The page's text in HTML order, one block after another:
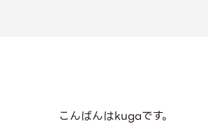
こんばんはkugaです。